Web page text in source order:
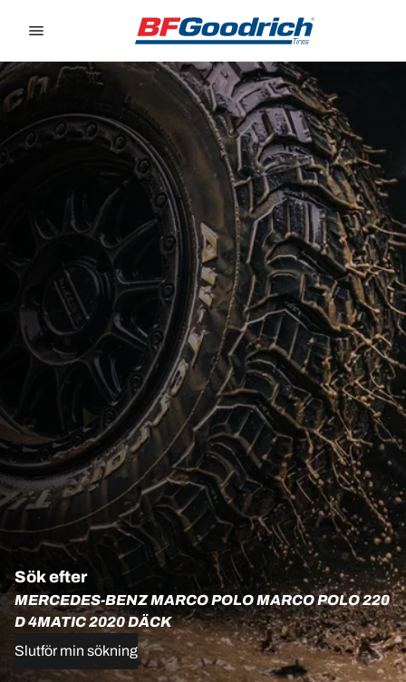
Sök efter
MERCEDES-BENZ MARCO POLO MARCO POLO 220
D 4MATIC 2020 DÄCK
Slutför min sökning